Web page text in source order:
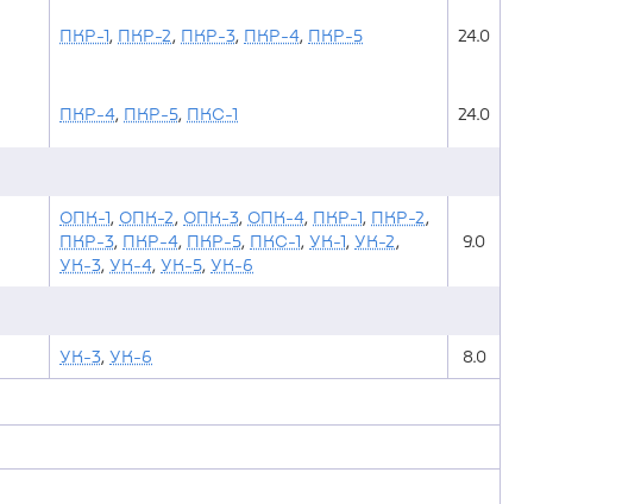
ПКР-1, ПКР-2, ПКР-3, ПКР-4, ПКР-5 24.0
ПКР-4, ПКР-5, ПКС-1 24.0
ОПК-1, ОПК-2, ОПК-3, ОПК-4, ПКР-1, ПКР-2,
ПКР-3, ПКР-4, ПКР-5, ПКС-1, УК-1, УК-2,
УК-3, УК-4, УК-5, УК-6
9.0
УК-3, УК-6 8.0